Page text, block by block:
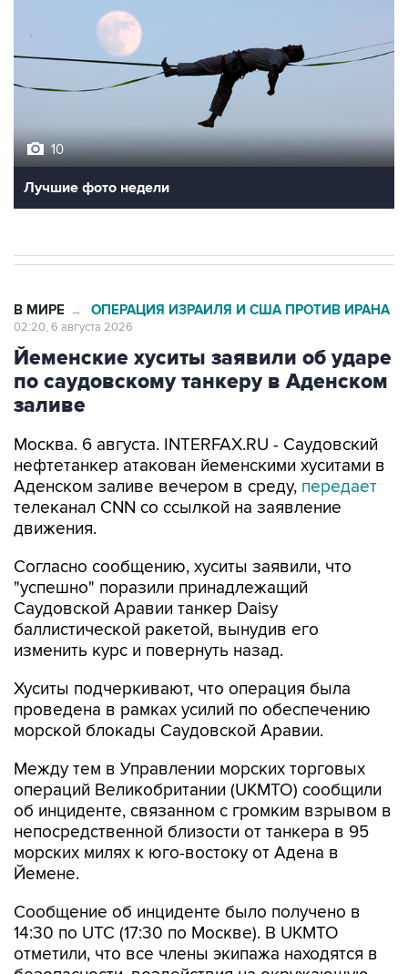
Лучшие фото недели
Йеменские хуситы заявили об ударе
по саудовскому танкеру в Аденском
заливе
Москва. 6 августа. INTERFAX.RU - Саудовский
Аденском заливе вечером в среду,передает
телеканал CNN со ссылкой на заявление
движения.
Согласно сообщению, хуситы заявили, что
Саудовской Аравии танкер Daisy
баллистической ракетой, вынудив его
изменить курс и повернуть назад.
Хуситы подчеркивают, что операция была
морской блокады Саудовской Аравии.
Между тем в Управлении морских торговых
об инциденте, связанном с громким взрывом в
непосредственной близости от танкера в 95
морских милях к юго-востоку от Адена в
Йемене.
Сообщение об инциденте было получено в
отметили, что все члены экипажа находятся в
безопасности, воздействия на окружающую
среду не зафиксировано, ведется